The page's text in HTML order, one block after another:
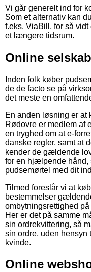
Vi går generelt ind for
Som et alternativ kan
f.eks. ViaBill, for så
et længere tidsrum.
Online
Inden folk køber
de de facto se på
det meste en
En anden løsning er at
Rødovre er medlem af
en tryghed om at e-
danske regler, samt at
kender de gældende
for en hjælpende hånd,
pudsemørtel med dit
Tilmed foreslår vi at
bestemmelser
ombytningsrettighed
Her er det på samme
sin ordrekvittering, så
sin ordre, uden hensyn
kvinde.
Online